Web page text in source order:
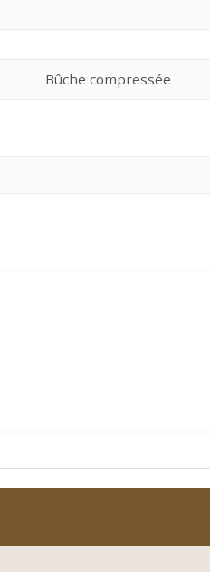
Bûche compressée